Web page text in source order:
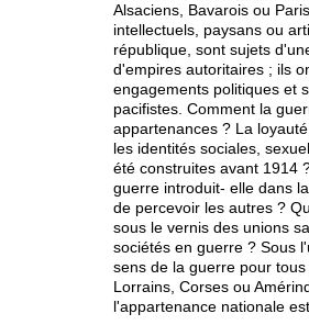
Alsaciens, Bavarois ou
intellectuels, paysans ou
république, sont sujets
d'empires autoritaires ; ils
engagements politiques et
pacifistes. Comment la
appartenances ? La
les identités sociales,
été construites avant 1914
guerre introduit- elle dans
de percevoir les autres ?
sous le vernis des unions
sociétés en guerre ? Sous
sens de la guerre pour tous
Lorrains, Corses ou
l'appartenance nationale